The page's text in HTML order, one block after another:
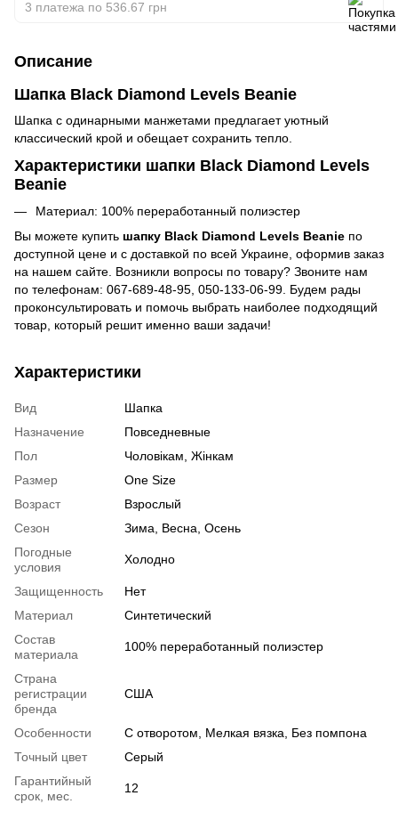
3 платежа по 536.67 грн
Описание
Шапка Black Diamond Levels Beanie
Шапка с одинарными манжетами предлагает уютный
классический крой и обещает сохранить тепло.
Характеристики шапки Black Diamond Levels
Beanie
Материал: 100% переработанный полиэстер
Вы можете купить шапку Black Diamond Levels Beanie по
доступной цене и с доставкой по всей Украине, оформив заказ
на нашем сайте. Возникли вопросы по товару? Звоните нам
по телефонам: 067-689-48-95, 050-133-06-99. Будем рады
проконсультировать и помочь выбрать наиболее подходящий
товар, который решит именно ваши задачи!
Характеристики
Вид
Шапка
Назначение
Повседневные
Пол
Чоловікам, Жінкам
Размер
One Size
Возраст
Взрослый
Сезон
Зима, Весна, Осень
Погодные
условия
Холодно
Защищенность
Нет
Материал
Синтетический
Состав
материала
100% переработанный полиэстер
Страна
регистрации
бренда
США
Особенности
С отворотом, Мелкая вязка, Без помпона
Точный цвет
Серый
Гарантийный
срок, мес.
12